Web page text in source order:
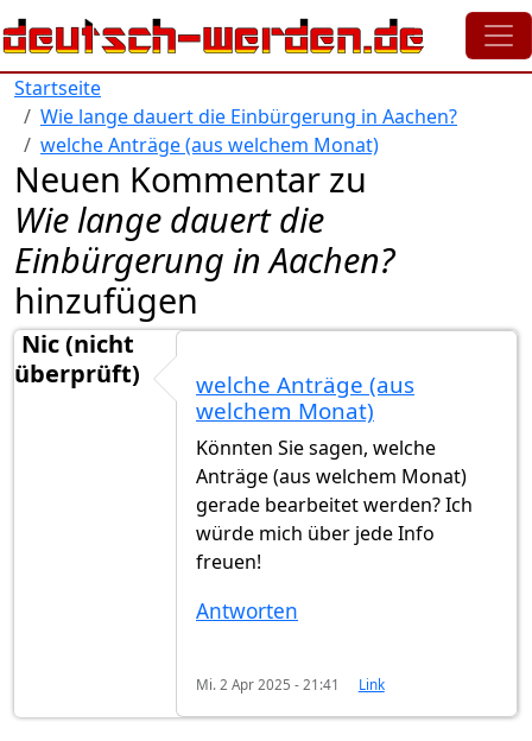
Direkt zum Inhalt
Startseite
Wie lange dauert die Einbürgerung in Aachen?
welche Anträge (aus welchem Monat)
Neuen Kommentar zu
Wie lange dauert die
Einbürgerung in Aachen?
hinzufügen
Nic (nicht
überprüft)
welche Anträge (aus
welchem Monat)
Könnten Sie sagen, welche
Anträge (aus welchem Monat)
gerade bearbeitet werden? Ich
würde mich über jede Info
freuen!
Antworten
Mi. 2 Apr 2025 - 21:41 Link